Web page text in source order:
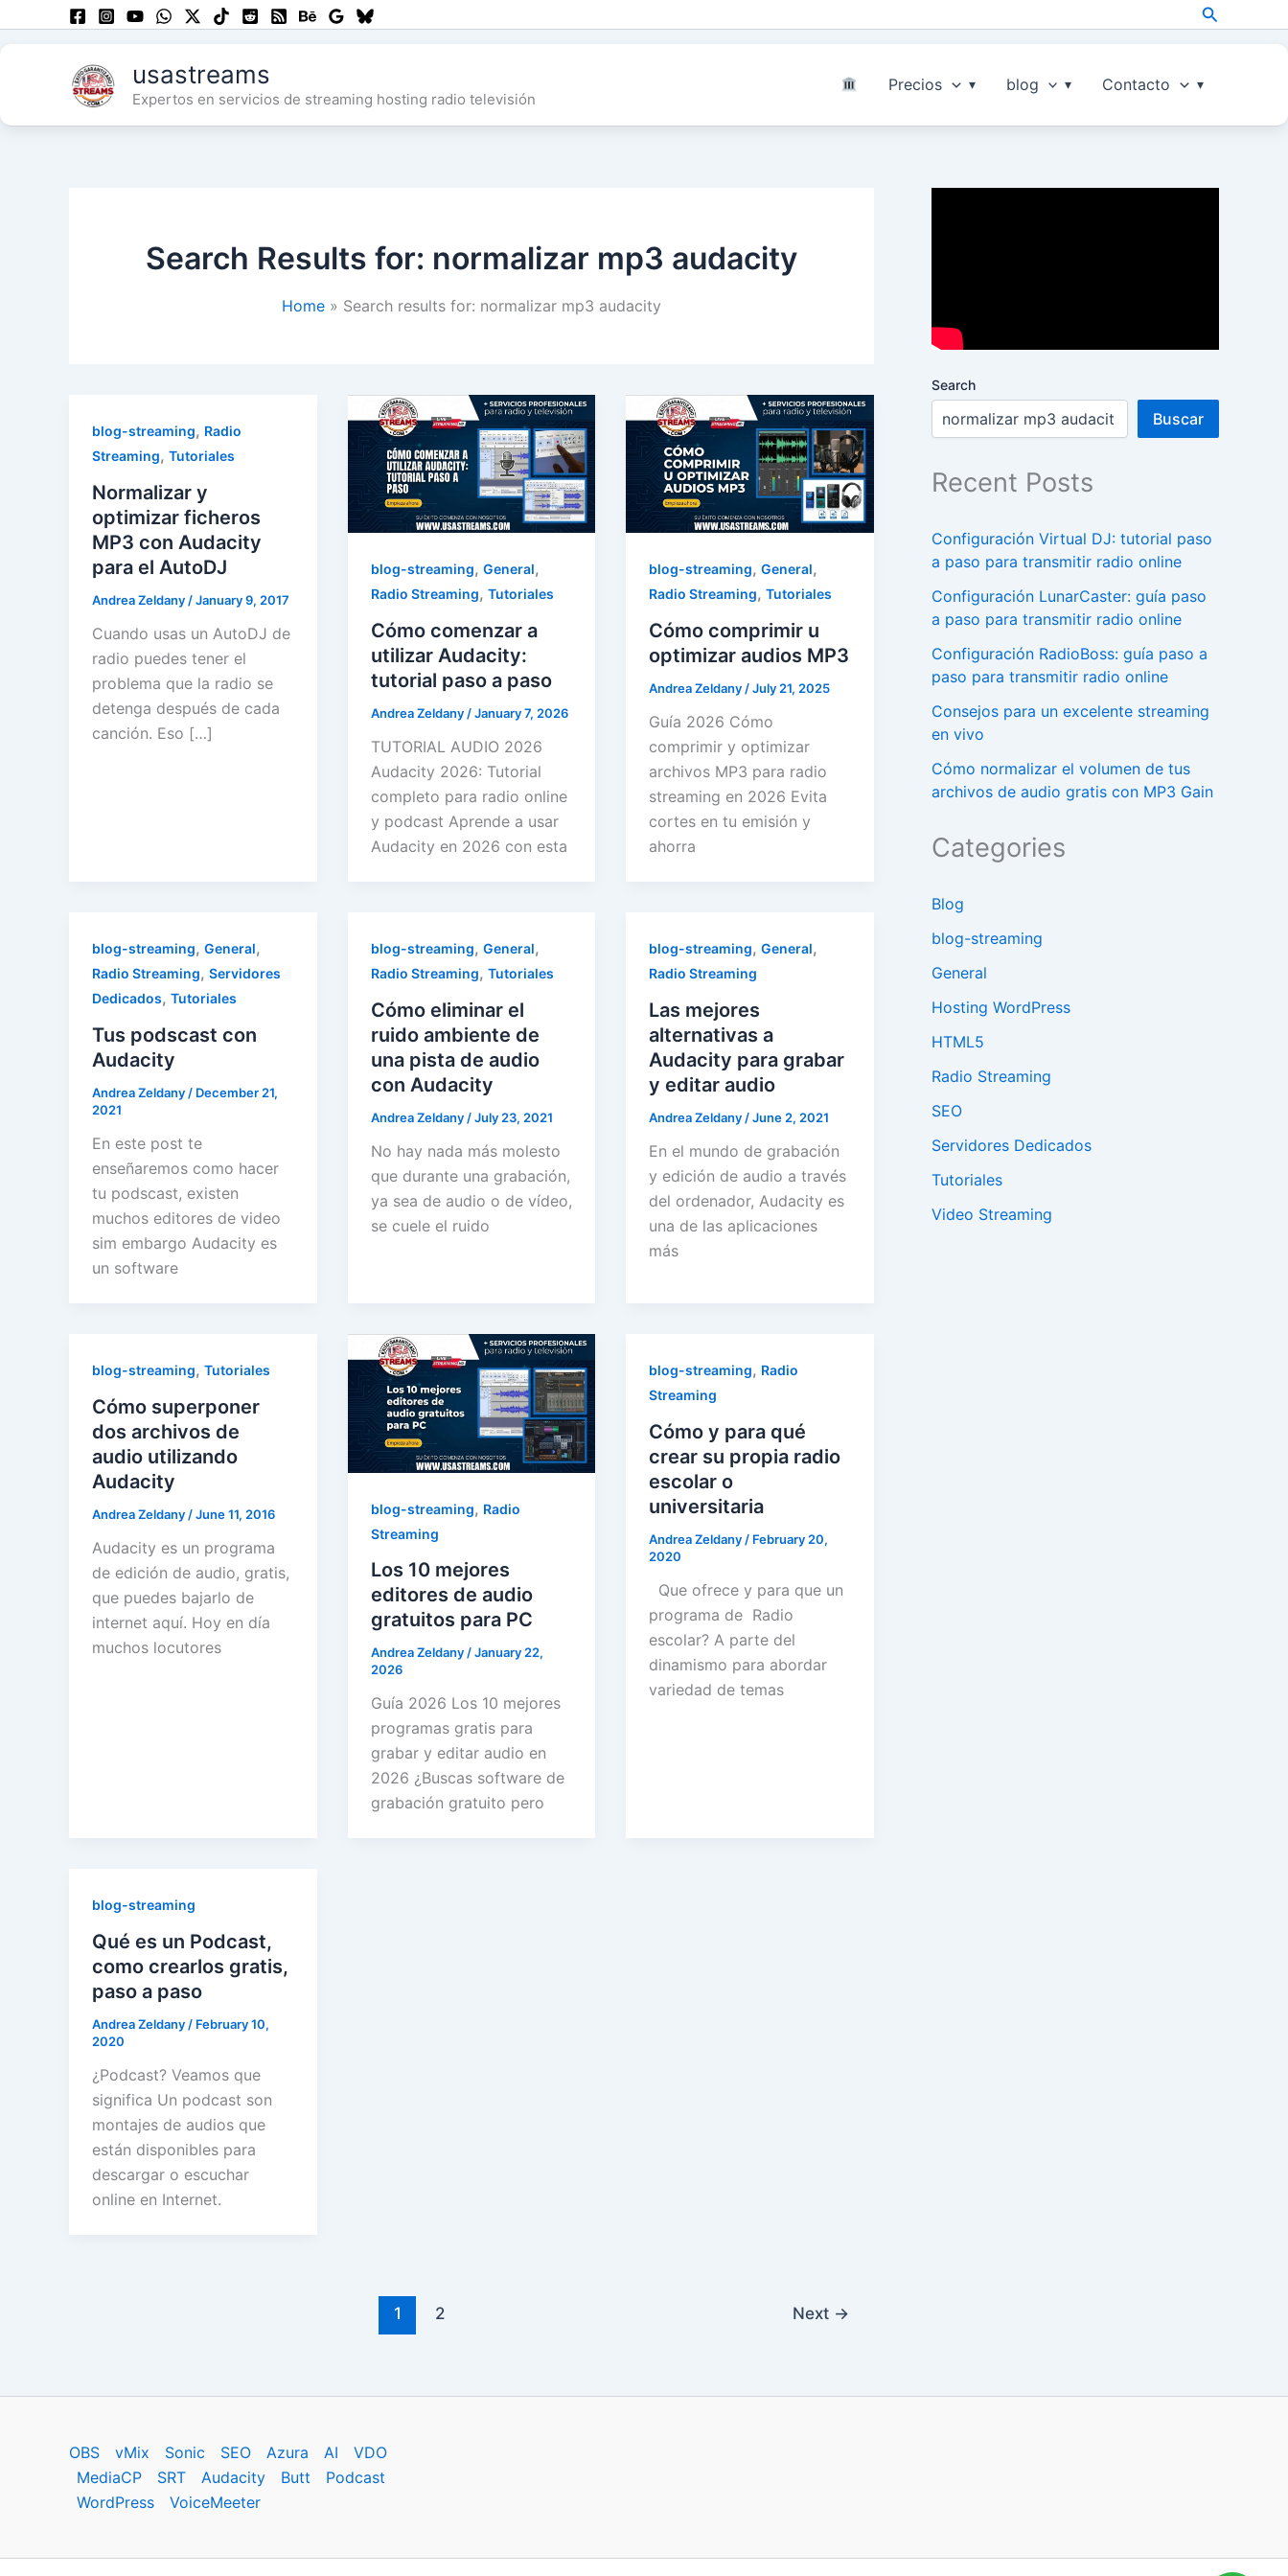
Search
usastreams
Expertos en servicios de streaming hosting radio televisión
Precios blog Contacto
Search Results for: normalizar mp3 audacity
Home Search results for: normalizar mp3 audacity
blog-streaming, Radio
Streaming, Tutoriales
Normalizar y
optimizar ficheros
MP3 con Audacity
para el AutoDJ
Andrea Zeldany /January 9, 2017
Cuando usas un AutoDJ de
radio puedes tener el
problema que la radio se
detenga después de cada
canción. Eso […]
blog-streaming, General,
Radio Streaming, Tutoriales
Cómo comenzar a
utilizar Audacity:
tutorial paso a paso
Andrea Zeldany/January 7, 2026
TUTORIAL AUDIO 2026
Audacity 2026: Tutorial
completo para radio online
y podcast Aprende a usar
Audacity en 2026 con esta
blog-streaming,General,
Radio Streaming,Tutoriales
Cómo comprimir u
optimizar audios MP3
Andrea Zeldany/July 21, 2025
Guía 2026 Cómo
comprimir y optimizar
archivos MP3 para radio
streaming en 2026 Evita
cortes en tu emisión y
ahorra
blog-streaming, General,
Radio Streaming, Servidores
Dedicados, Tutoriales
Tus podscast con
Audacity
Andrea Zeldany / December 21,
2021
En este post te
enseñaremos como hacer
tu podscast, existen
muchos editores de video
sim embargo Audacity es
un software
blog-streaming, General,
Radio Streaming, Tutoriales
Cómo eliminar el
ruido ambiente de
una pista de audio
con Audacity
Andrea Zeldany /July 23, 2021
No hay nada más molesto
que durante una grabación,
ya sea de audio o de vídeo,
se cuele el ruido
blog-streaming,General,
Radio Streaming
Las mejores
alternativas a
Audacity para grabar
y editar audio
Andrea Zeldany /June 2, 2021
En el mundo de grabación
y edición de audio a través
del ordenador, Audacity es
una de las aplicaciones
más
blog-streaming, Tutoriales
Cómo superponer
dos archivos de
audio utilizando
Audacity
Andrea Zeldany /June 11, 2016
Audacity es un programa
de edición de audio, gratis,
que puedes bajarlo de
internet aquí. Hoy en día
muchos locutores
blog-streaming, Radio
Streaming
Los 10 mejores
editores de audio
gratuitos para PC
Andrea Zeldany/January 22,
2026
Guía 2026 Los 10 mejores
programas gratis para
grabar y editar audio en
2026 ¿Buscas software de
grabación gratuito pero
blog-streaming, Radio
Streaming
Cómo y para qué
crear su propia radio
escolar o
universitaria
Andrea Zeldany / February 20,
2020
Que ofrece y para que un
programa de Radio
escolar? A parte del
dinamismo para abordar
variedad de temas
blog-streaming
Qué es un Podcast,
como crearlos gratis,
paso a paso
Andrea Zeldany / February 10,
2020
¿Podcast? Veamos que
significa Un podcast son
montajes de audios que
están disponibles para
descargar o escuchar
online en Internet.
1 2 Next →
Search
Buscar
Recent Posts
Configuración Virtual DJ: tutorial paso
a paso para transmitir radio online
Configuración LunarCaster: guía paso
a paso para transmitir radio online
Configuración RadioBoss: guía paso a
paso para transmitir radio online
Consejos para un excelente streaming
en vivo
Cómo normalizar el volumen de tus
archivos de audio gratis con MP3 Gain
Categories
Blog
blog-streaming
General
Hosting WordPress
HTML5
Radio Streaming
SEO
Servidores Dedicados
Tutoriales
Video Streaming
OBS vMix Sonic SEO Azura AI
VDO
MediaCP
SRT Audacity Butt
Podcast
WordPress
VoiceMeeter